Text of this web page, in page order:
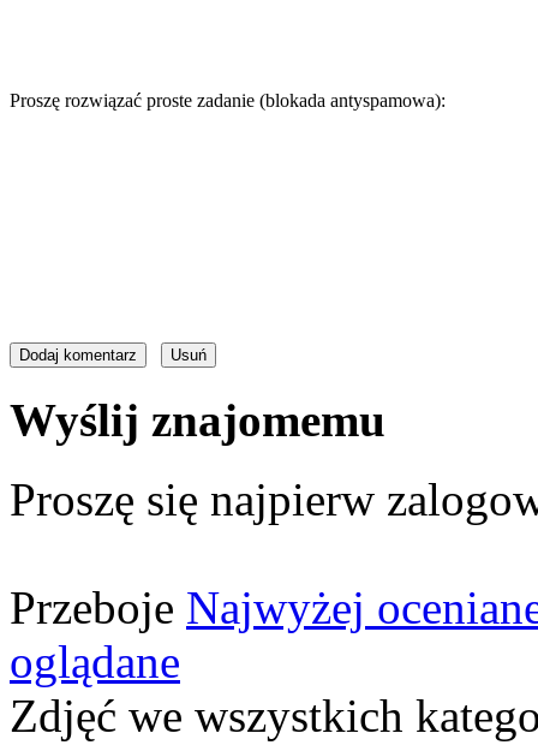
Proszę rozwiązać proste zadanie (blokada antyspamowa):
Wyślij znajomemu
Proszę się najpierw
Przeboje Najwyżej
oglądane
Zdjęć we wszystkich